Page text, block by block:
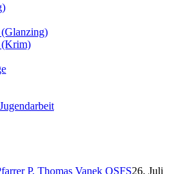
(Krim)
P. Thomas Vanek OSFS26. Juli